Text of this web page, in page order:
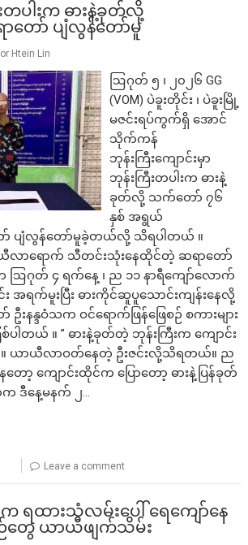
တပါးက ဓားနဲ့ခုတ်လို့
တော် ပျံလွန်တော်မူ
Htein Lin
ဩဂုတ် ၅ ၊ ၂၀၂၆ GG
(VOM) ပဲခူးတိုင်း ၊ ပဲခူးမြို့
မဇင်းရပ်ကွက်ရှိ အောင်
သိုက်ကန်
ဘုန်းကြီးကျောင်းမှာ
ဘုန်းကြီးတပါးက ဓားနဲ့
ခုတ်လို့ သက်တော် ၇၆
နှစ် အရွယ်
ာ် ပျံလွန်တော်မူခဲ့တယ်လို့ သိရပါတယ် ။
ယီလာရောက် သီတင်းသုံးနေထိုင်တဲ့ ဆရာတော်
ဩဂုတ် ၄ ရက်နေ့ ၊ ည ၁၁ နာရီကျော်လောက်
း အရက်မူးပြီး ဓားကိုင်ဆူပူသောင်းကျန်းနေလို့
းနန္ဒဝံသက ဝင်ရောက်ဖြန်ဖြေစဉ် စကားများ
စ်ပါတယ် ။ ” ဓားနဲ့ခုတ်တဲ့ ဘုန်းကြီးက ကျောင်း
ယာယီလာဝတ်နေတဲ့ ဦးဇင်းလို့သိရတယ်။ ည
ေတော့ ကျောင်းထိုင်က ပြောတော့ ဓားနဲ့ပြန်ခုတ်
ဒီနေ့မနက် ၂…
Leave a comment
ရထားသံလမ်းပေါ် ရေကျော်နေ
တွေ ယာယီဖျက်သိမ်း